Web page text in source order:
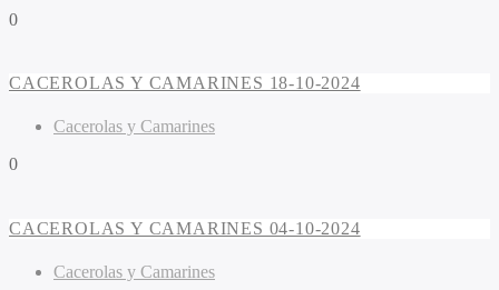
0
CACEROLAS Y CAMARINES 18-10-2024
Cacerolas y Camarines
0
CACEROLAS Y CAMARINES 04-10-2024
Cacerolas y Camarines